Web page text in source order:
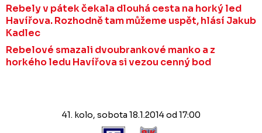
Rebely v pátek čekala dlouhá cesta na horký led
Havířova. Rozhodně tam můžeme uspět, hlásí Jakub
Kadlec
Rebelové smazali dvoubrankové manko a z
horkého ledu Havířova si vezou cenný bod
41. kolo, sobota 18.1.2014 od 17:00